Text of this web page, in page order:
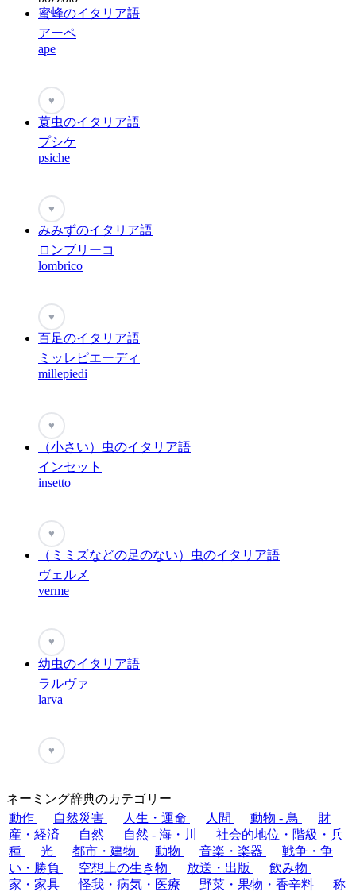
蜜蜂のイタリア語
アーペ
ape
♥
蓑虫のイタリア語
プシケ
psiche
♥
みみずのイタリア語
ロンブリーコ
lombrico
♥
百足のイタリア語
ミッレピエーディ
millepiedi
♥
（小さい）虫のイタリア語
インセット
insetto
♥
（ミミズなどの足のない）虫のイタリア語
ヴェルメ
verme
♥
幼虫のイタリア語
ラルヴァ
larva
♥
ネーミング辞典のカテゴリー
動作
自然災害 人生・運命 人間 動物 - 鳥
財
産・経済
自然 自然 - 海・川
社会的地位・階級・兵
種
光 都市・建物 動物 音楽・楽器
戦争・争
い・勝負
空想上の生き物 放送・出版
飲み物
家・家具
怪我・病気・医療 野菜・果物・香辛料
称